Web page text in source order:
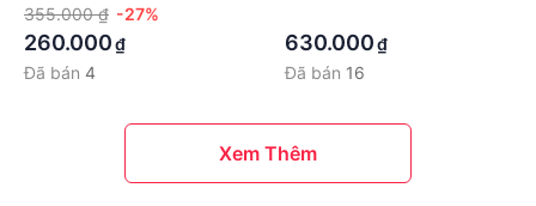
355.000 ₫ -27%
260.000₫
Đã bán 4
630.000₫
Đã bán 16
Xem Thêm